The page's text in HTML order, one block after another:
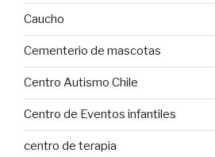
Caucho
Cementerio de mascotas
Centro Autismo Chile
Centro de Eventos infantiles
centro de terapia